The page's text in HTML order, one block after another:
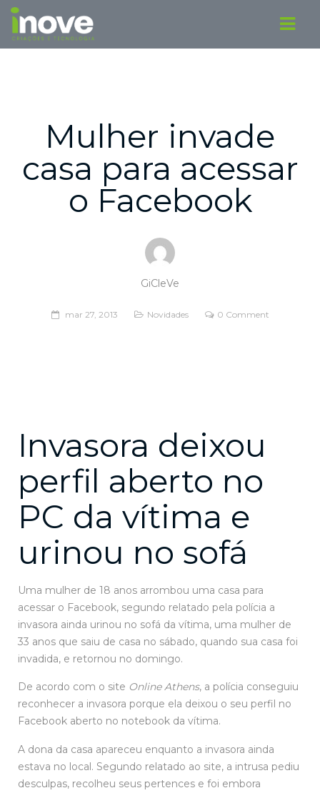
Mulher invade
casa para acessar
o Facebook
GiCleVe
mar 27, 2013 Novidades 0 Comment
Invasora deixou
perfil aberto no
PC da vítima e
urinou no sofá
Uma mulher de 18 anos arrombou uma casa para
acessar o Facebook, segundo relatado pela polícia a
invasora ainda urinou no sofá da vítima, uma mulher de
33 anos que saiu de casa no sábado, quando sua casa foi
invadida, e retornou no domingo.
De acordo com o site Online Athens, a polícia conseguiu
reconhecer a invasora porque ela deixou o seu perfil no
Facebook aberto no notebook da vítima.
A dona da casa apareceu enquanto a invasora ainda
estava no local. Segundo relatado ao site, a intrusa pediu
desculpas, recolheu seus pertences e foi embora